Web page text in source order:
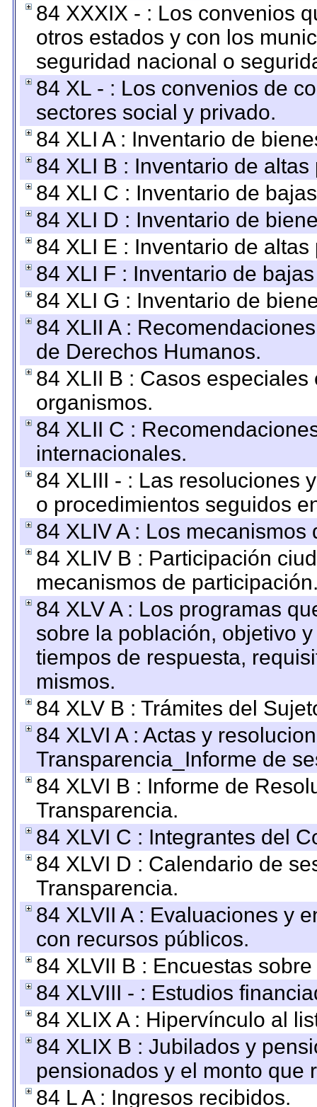
84 XXXIX - : Los convenios
otros estados y con los
seguridad nacional o
84 XL - : Los convenios de
sectores social y privado.
84 XLI A : Inventario de
84 XLI B : Inventario de
84 XLI C : Inventario de
84 XLI D : Inventario de
84 XLI E : Inventario de
84 XLI F : Inventario de
84 XLI G : Inventario de
84 XLII A :
de Derechos Humanos.
84 XLII B : Casos
organismos.
84 XLII C :
internacionales.
84 XLIII - : Las resoluciones
o procedimientos seguidos
84 XLIV A : Los
84 XLIV B : Participación
mecanismos de
84 XLV A : Los programas
sobre la población, objetivo
tiempos de respuesta,
mismos.
84 XLV B : Trámites del
84 XLVI A : Actas y
Transparencia_Informe de
84 XLVI B : Informe de
Transparencia.
84 XLVI C : Integrantes del
84 XLVI D : Calendario de
Transparencia.
84 XLVII A : Evaluaciones y
con recursos públicos.
84 XLVII B : Encuestas
84 XLVIII - : Estudios
84 XLIX A : Hipervínculo al
84 XLIX B : Jubilados y
pensionados y el monto que
84 L A : Ingresos recibidos.